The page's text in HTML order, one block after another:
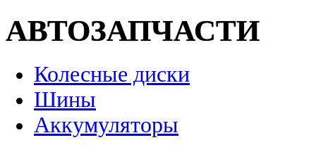
АВТОЗАПЧАСТИ
Колесные диски
Шины
Аккумуляторы